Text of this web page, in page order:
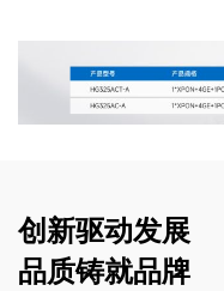
创新驱动发展
品质铸就品牌